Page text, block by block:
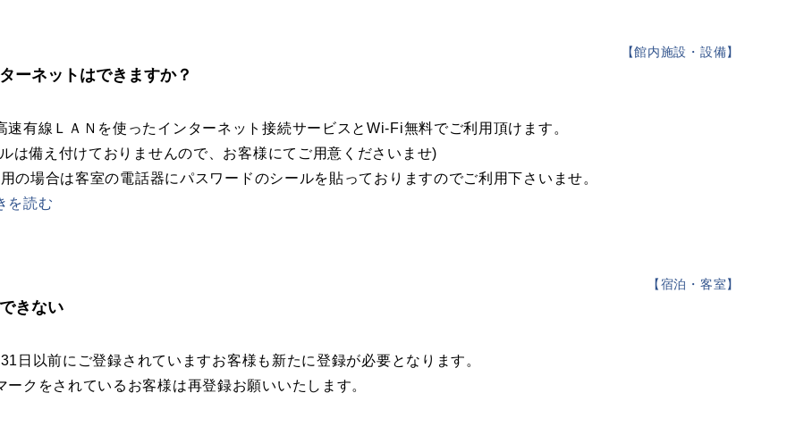
【館内施設・設備】
ーネットはできますか？
速有線ＬＡＮを使ったインターネット接続サービスとWi-Fi無料でご利用頂けます。
は備え付けておりませんので、お客様にてご用意くださいませ)
の場合は客室の電話器にパスワードのシールを貼っておりますのでご利用下さいませ。
を読む
【宿泊・客室】
きない
日以前にご登録されていますお客様も新たに登録が必要となります。
ークをされているお客様は再登録お願いいたします。